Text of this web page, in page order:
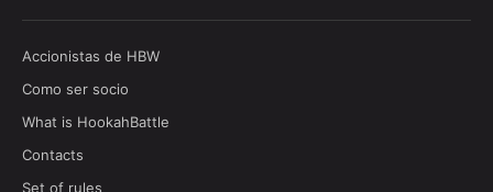
Accionistas de HBW
Como ser socio
What is HookahBattle
Contacts
Set of rules